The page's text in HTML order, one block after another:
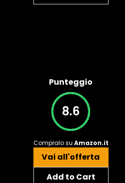
Punteggio
8.6
Compralo su Amazon.it
Vai all'offerta
Add to Cart